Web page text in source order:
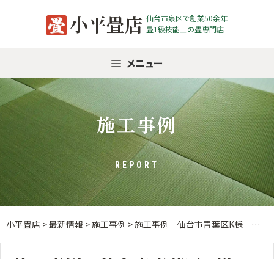
小平畳店 仙台市泉区で創業50余年
畳1級技能士の畳専門店
メニュー
施工事例
REPORT
小平畳店 >最新情報 >施工事例 >施工事例 仙台市青葉区K様 畳表替え（和紙）